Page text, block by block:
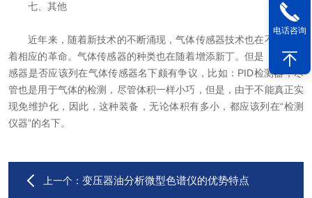
七、其他
近年来，随着新技术的不断涌现，气体传感器技术也在不断发生
着相应的革命。气体传感器的种类也在随着增添新丁。但是，有些传
感器是否应该列在气体传感器名下颇有争议，比如：PID检测器，尽
管也是用于气体的检测，尽管体积一样小巧，但是，由于不能真正实
现免维护化，因此，这种装备，无论体积有多小，都应该列在“检测
仪器”的名下。
上一个： 变压器油分析微型色谱仪的优势特点
电话咨询